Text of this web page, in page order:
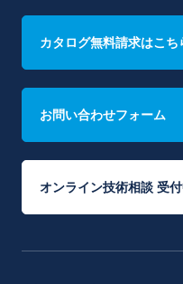
カタログ無料請求はこち
お問い合わせフォーム
オンライン技術相談 受